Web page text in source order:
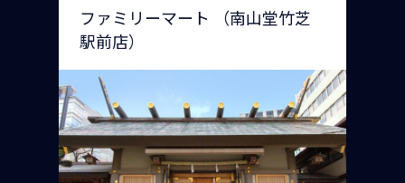
ファミリーマート （南山堂竹芝
駅前店）